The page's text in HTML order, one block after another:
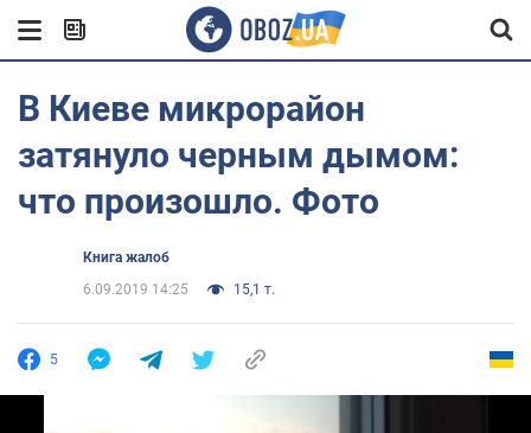
В Киеве микрорайон
затянуло черным дымом:
что произошло. Фото
Книга жалоб
6.09.2019 14:25
15,1 т.
5